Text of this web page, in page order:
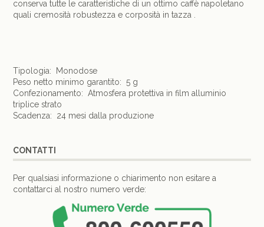
conserva tutte le caratteristiche di un ottimo caffè napoletano
quali cremosità robustezza e corposità in tazza .
Tipologia: Monodose
Peso netto minimo garantito: 5 g
Confezionamento: Atmosfera protettiva in film alluminio
triplice strato
Scadenza: 24 mesi dalla produzione
CONTATTI
Per qualsiasi informazione o chiarimento non esitare a
contattarci al nostro numero verde: